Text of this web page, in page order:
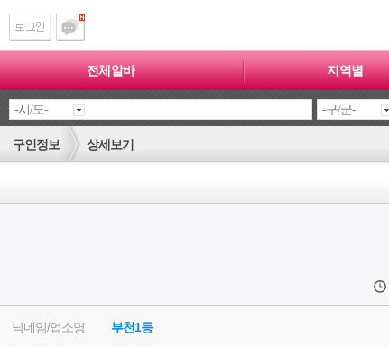
전체알바 지역별
구인정보 상세보기
닉네임/업소명
부천1등